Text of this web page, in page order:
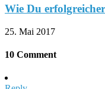
Wie Du
25. Mai 2017
10 Comment